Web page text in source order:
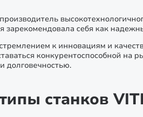
зарекомендовала себя как
к инновациям и
конкурентоспособной
долговечностью.
станков